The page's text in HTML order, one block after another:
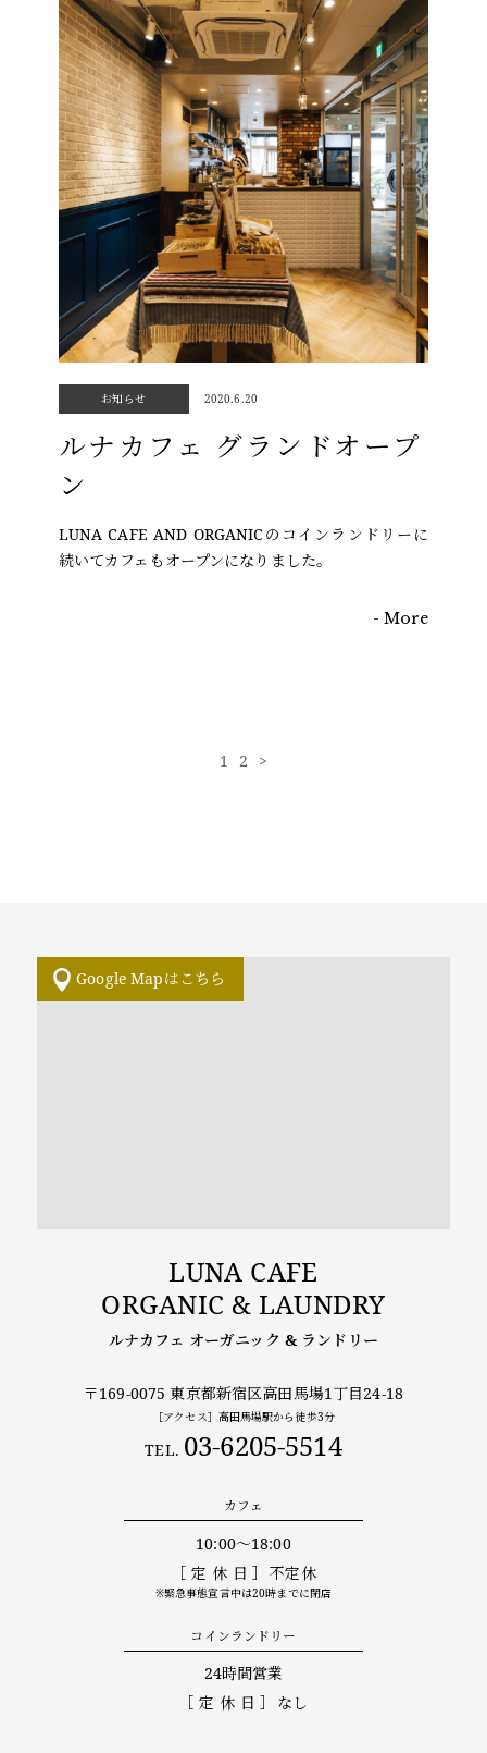
FAQ
Sitemap
お知らせ 2020.6.20
ルナカフェ グランドオープ
ン
LUNA CAFE AND ORGANICのコインランドリーに
続いてカフェもオープンになりました。
- More
1 2 >
Google Mapはこちら
LUNA CAFE
ORGANIC & LAUNDRY
ルナカフェ オーガニック & ランドリー
〒169-0075 東京都新宿区高田馬場1丁目24-18
［アクセス］高田馬場駅から徒歩3分
TEL. 03-6205-5514
カフェ
10:00〜18:00
［定休日］不定休
※緊急事態宣言中は20時までに閉店
コインランドリー
24時間営業
［定休日］なし